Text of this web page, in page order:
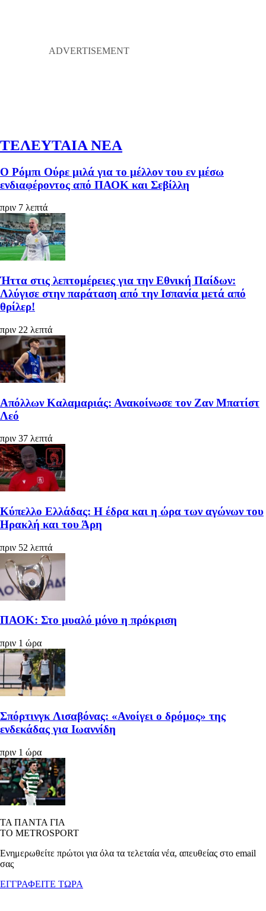
ΤΕΛΕΥΤΑΙΑ ΝΕΑ
Ο Ρόμπι Ούρε μιλά για το μέλλον του εν μέσω
ενδιαφέροντος από ΠΑΟΚ και Σεβίλλη
πριν 7 λεπτά
Ήττα στις λεπτομέρειες για την Εθνική Παίδων:
Λλύγισε στην παράταση από την Ισπανία μετά από
θρίλερ!
πριν 22 λεπτά
Απόλλων Καλαμαριάς: Ανακοίνωσε τον Ζαν Μπατίστ
Λεό
πριν 37 λεπτά
Κύπελλο Ελλάδας: Η έδρα και η ώρα των αγώνων του
Ηρακλή και του Άρη
πριν 52 λεπτά
ΠΑΟΚ: Στο μυαλό μόνο η πρόκριση
πριν 1 ώρα
Σπόρτινγκ Λισαβόνας: «Ανοίγει ο δρόμος» της
ενδεκάδας για Ιωαννίδη
πριν 1 ώρα
ΤΑ ΠΑΝΤΑ ΓΙΑ
ΤΟ METROSPORT
Ενημερωθείτε πρώτοι για όλα τα τελεταία νέα, απευθείας στο email
σας
ΕΓΓΡΑΦΕΙΤΕ ΤΩΡΑ